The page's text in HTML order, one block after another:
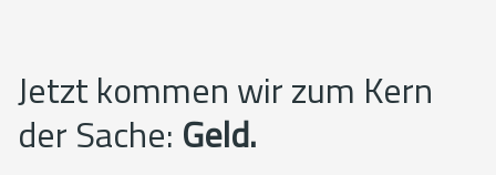
Jetzt kommen wir zum Kern
der Sache: Geld.